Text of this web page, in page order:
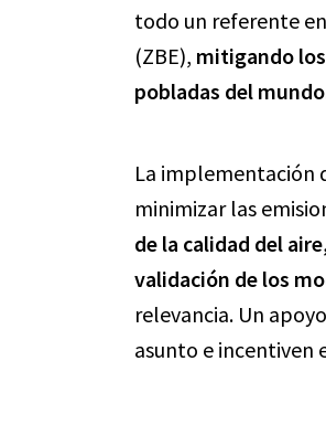
todo un referente
(ZBE), mitigando
pobladas del mundo
La implementación
minimizar las
de la calidad del
validación de los
relevancia. Un
asunto e incentiven